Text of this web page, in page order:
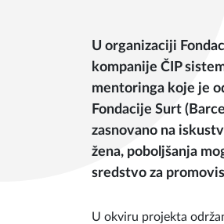
U organizaciji
kompanije ČIP
mentoringa koje je
Fondacije Surt
zasnovano na
žena, poboljšanja
sredstvo za
U okviru projekta